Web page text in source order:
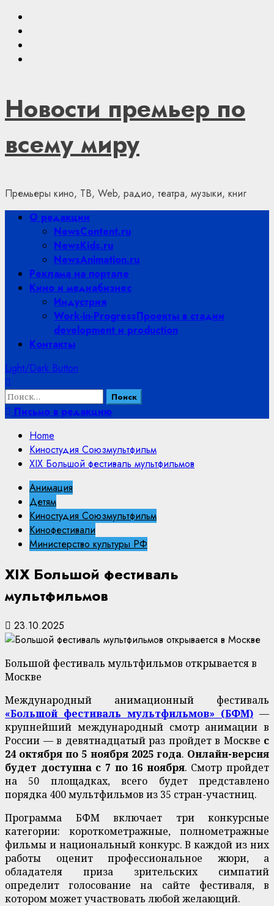
Skip
content
Новости премьер по
всему миру
Премьеры кино, ТВ, Web, радио, театра, музыки, книг
PrimaryО редакции
NewsContent.ru
NewsKids.ru
NewsAnimation.ru
Реклама на портале
Кино и медиабизнес
Индустрия
Work-in-ProgressПроекты в стадии
development и production
Контакты
Light/Dark Button
Найти:
Письмо в редакцию
Home
Киностудия Союзмультфильм
XIX Большой фестиваль мультфильмов
Анимация
Детям
Киностудия Союзмультфильм
Кинофестивали
Министерство культуры РФ
XIX Большой фестиваль
мультфильмов
23.10.2025
Большой фестиваль мультфильмов открывается в
Москве
Международный анимационный фестиваль
«Большой фестиваль мультфильмов» (БФМ) —
крупнейший международный смотр анимации в
России — в девятнадцатый раз пройдет в Москве с
24 октября по 5 ноября 2025 года. Онлайн-версия
будет доступна с 7 по 16 ноября. Смотр пройдет
на 50 площадках, всего будет представлено
порядка 400 мультфильмов из 35 стран-участниц.
Программа БФМ включает три конкурсные
категории: короткометражные, полнометражные
фильмы и национальный конкурс. В каждой из них
работы оценит профессиональное жюри, а
обладателя приза зрительских симпатий
определит голосование на сайте фестиваля, в
котором может участвовать любой желающий.